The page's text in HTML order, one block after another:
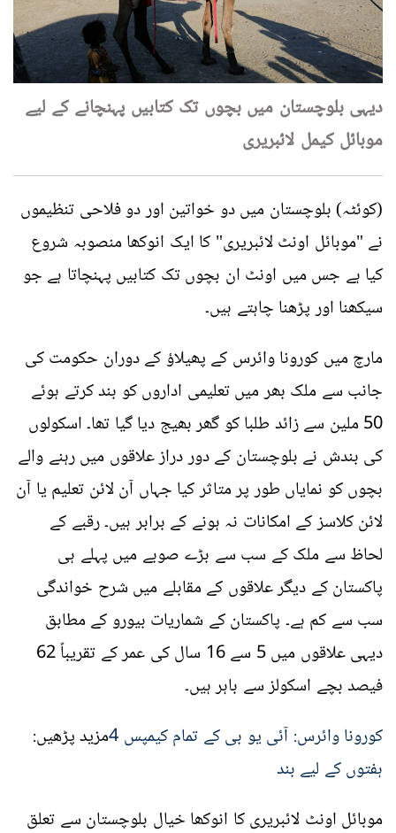
دیہی بلوچستان میں بچوں تک کتابیں پہنچانے کے لیے
موبائل کیمل لائبریری
(کوئٹہ) بلوچستان میں دو خواتین اور دو فلاحی تنظیموں
نے "موبائل اونٹ لائبریری" کا ایک انوکھا منصوبہ شروع
کیا ہے جس میں اونٹ ان بچوں تک کتابیں پہنچاتا ہے جو
سیکھنا اور پڑھنا چاہتے ہیں۔
مارچ میں کورونا وائرس کے پھیلاؤ کے دوران حکومت کی
جانب سے ملک بھر میں تعلیمی اداروں کو بند کرتے ہوئے
50 ملین سے زائد طلبا کو گھر بھیج دیا گیا تھا۔ اسکولوں
کی بندش نے بلوچستان کے دور دراز علاقوں میں رہنے والے
بچوں کو نمایاں طور پر متاثر کیا جہاں آن لائن تعلیم یا آن
لائن کلاسز کے امکانات نہ ہونے کے برابر ہیں۔ رقبے کے
لحاظ سے ملک کے سب سے بڑے صوبے میں پہلے ہی
پاکستان کے دیگر علاقوں کے مقابلے میں شرح خواندگی
سب سے کم ہے۔ پاکستان کے شماریات بیورو کے مطابق
دیہی علاقوں میں 5 سے 16 سال کی عمر کے تقریباً 62
فیصد بچے اسکولز سے باہر ہیں۔
مزید پڑھیں:کورونا وائرس: آئی یو بی کے تمام کیمپس 4
ہفتوں کے لیے بند
موبائل اونٹ لائبریری کا انوکھا خیال بلوچستان سے تعلق